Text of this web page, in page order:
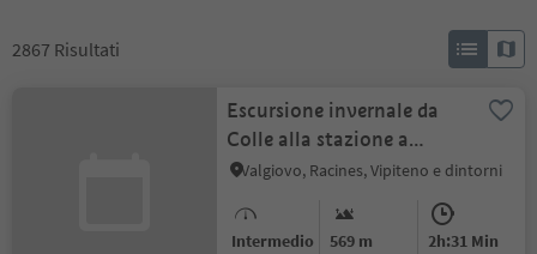
2867 Risultati
Escursione invernale da
Colle alla stazione a
monte di Racines-Giovo
Valgiovo, Racines, Vipiteno e dintorni
Intermedio 569 m 2h:31 Min